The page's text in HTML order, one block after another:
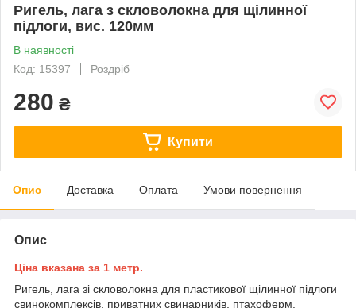
Ригель, лага з скловолокна для щілинної
підлоги, вис. 120мм
В наявності
Код: 15397
Роздріб
280 ₴
Купити
Опис Доставка Оплата Умови повернення
Опис
Ціна вказана за 1 метр.
Ригель, лага зі скловолокна для пластикової щілинної підлоги
свинокомплексів, приватних свинарників, птахоферм.